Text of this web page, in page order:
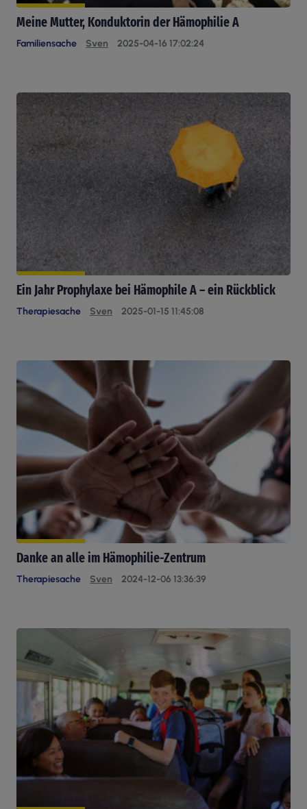
Meine Mutter, Konduktorin der Hämophilie A
Familiensache Sven 2025-04-16 17:02:24
Ein Jahr Prophylaxe bei Hämophile A – ein Rückblick
Therapiesache Sven 2025-01-15 11:45:08
Danke an alle im Hämophilie-Zentrum
Therapiesache Sven 2024-12-06 13:36:39